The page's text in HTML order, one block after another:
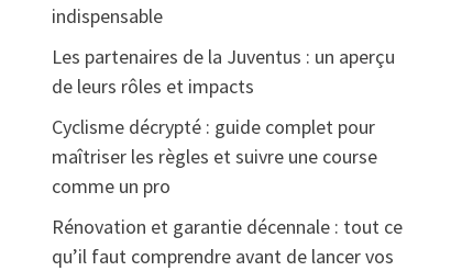
indispensable
Les partenaires de la Juventus : un aperçu
de leurs rôles et impacts
Cyclisme décrypté : guide complet pour
maîtriser les règles et suivre une course
comme un pro
Rénovation et garantie décennale : tout ce
qu’il faut comprendre avant de lancer vos